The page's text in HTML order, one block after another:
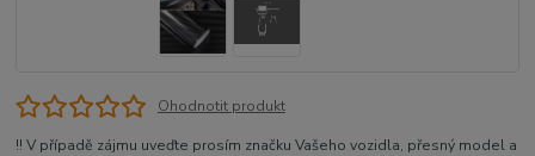
Ohodnotit produkt
!! V případě zájmu uveďte prosím značku Vašeho vozidla, přesný model a